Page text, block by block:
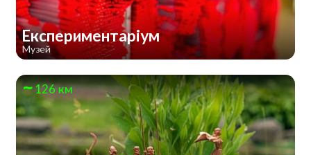
Експериментаріум
Музей
126 км